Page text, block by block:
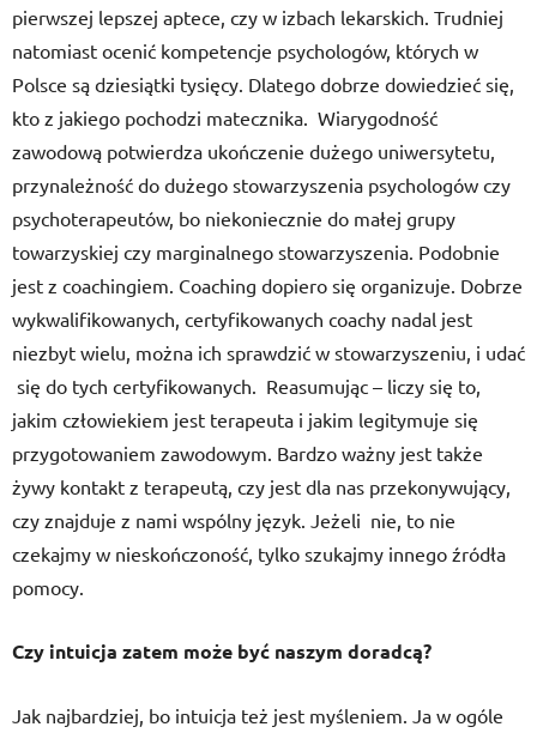
pierwszej lepszej aptece, czy w izbach lekarskich. Trudniej
natomiast ocenić kompetencje psychologów, których w
Polsce są dziesiątki tysięcy. Dlatego dobrze dowiedzieć się,
kto z jakiego pochodzi matecznika. Wiarygodność
zawodową potwierdza ukończenie dużego uniwersytetu,
przynależność do dużego stowarzyszenia psychologów czy
psychoterapeutów, bo niekoniecznie do małej grupy
towarzyskiej czy marginalnego stowarzyszenia. Podobnie
jest z coachingiem. Coaching dopiero się organizuje. Dobrze
wykwalifikowanych, certyfikowanych coachy nadal jest
niezbyt wielu, można ich sprawdzić w stowarzyszeniu, i udać
się do tych certyfikowanych. Reasumując – liczy się to,
jakim człowiekiem jest terapeuta i jakim legitymuje się
przygotowaniem zawodowym. Bardzo ważny jest także
żywy kontakt z terapeutą, czy jest dla nas przekonywujący,
czy znajduje z nami wspólny język. Jeżeli nie, to nie
czekajmy w nieskończoność, tylko szukajmy innego źródła
pomocy.
Czy intuicja zatem może być naszym doradcą?
Jak najbardziej, bo intuicja też jest myśleniem. Ja w ogóle